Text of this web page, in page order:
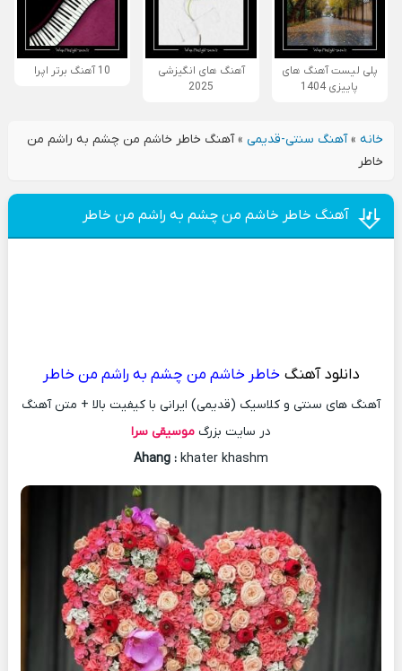
پلی لیست آهنگ های
پاییزی 1404
آهنگ های انگیزشی
2025
10 آهنگ برتر اپرا
خانه»آهنگ سنتی-قدیمی»آهنگ خاطر خاشم من چشم به راشم من
خاطر
آهنگ خاطر خاشم من چشم به راشم من خاطر
دانلود آهنگ خاطر خاشم من چشم به راشم من خاطر
آهنگ های سنتی و کلاسیک (قدیمی) ایرانی با کیفیت بالا + متن آهنگ
در سایت بزرگ موسیقی سرا
Ahang : khater khashm